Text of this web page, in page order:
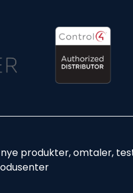
produkter, omtaler,